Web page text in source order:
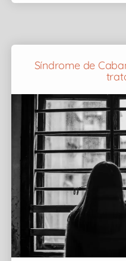
Síndrome de